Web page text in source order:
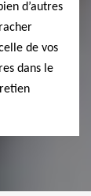
d’autres
de vos
dans le